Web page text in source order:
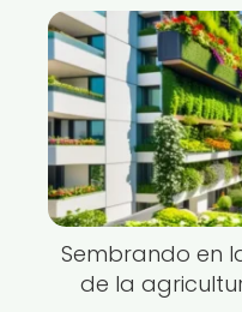
Sembrando en
de la